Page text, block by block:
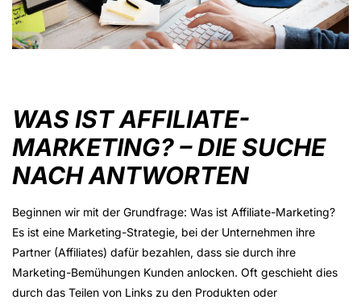
WAS IST AFFILIATE-
MARKETING? – DIE SUCHE
NACH ANTWORTEN
Beginnen wir mit der Grundfrage: Was ist Affiliate-Marketing?
Es ist eine Marketing-Strategie, bei der Unternehmen ihre
Partner (Affiliates) dafür bezahlen, dass sie durch ihre
Marketing-Bemühungen Kunden anlocken. Oft geschieht dies
durch das Teilen von Links zu den Produkten oder